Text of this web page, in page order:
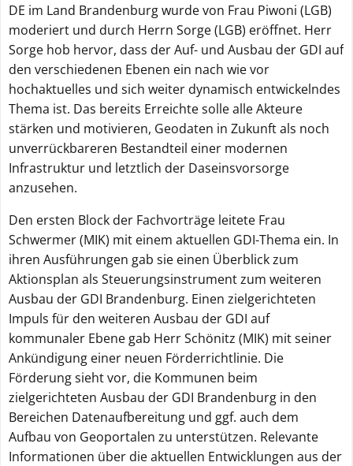
DE im Land Brandenburg wurde von Frau Piwoni (LGB)
moderiert und durch Herrn Sorge (LGB) eröffnet. Herr
Sorge hob hervor, dass der Auf- und Ausbau der GDI auf
den verschiedenen Ebenen ein nach wie vor
hochaktuelles und sich weiter dynamisch entwickelndes
Thema ist. Das bereits Erreichte solle alle Akteure
stärken und motivieren, Geodaten in Zukunft als noch
unverrückbareren Bestandteil einer modernen
Infrastruktur und letztlich der Daseinsvorsorge
anzusehen.
Den ersten Block der Fachvorträge leitete Frau
Schwermer (MIK) mit einem aktuellen GDI-Thema ein. In
ihren Ausführungen gab sie einen Überblick zum
Aktionsplan als Steuerungsinstrument zum weiteren
Ausbau der GDI Brandenburg. Einen zielgerichteten
Impuls für den weiteren Ausbau der GDI auf
kommunaler Ebene gab Herr Schönitz (MIK) mit seiner
Ankündigung einer neuen Förderrichtlinie. Die
Förderung sieht vor, die Kommunen beim
zielgerichteten Ausbau der GDI Brandenburg in den
Bereichen Datenaufbereitung und ggf. auch dem
Aufbau von Geoportalen zu unterstützen. Relevante
Informationen über die aktuellen Entwicklungen aus der